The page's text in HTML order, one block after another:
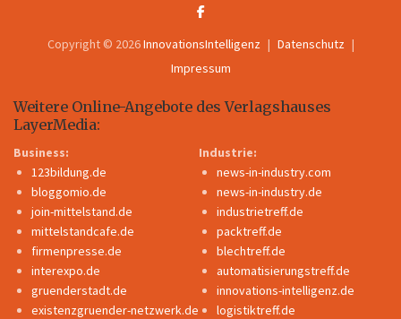
Copyright © 2026InnovationsIntelligenz
Datenschutz
Impressum
Weitere Online-Angebote des Verlagshauses
LayerMedia:
Business:
123bildung.de
bloggomio.de
join-mittelstand.de
mittelstandcafe.de
firmenpresse.de
interexpo.de
gruenderstadt.de
existenzgruender-netzwerk.de
Industrie:
news-in-industry.com
news-in-industry.de
industrietreff.de
packtreff.de
blechtreff.de
automatisierungstreff.de
innovations-intelligenz.de
logistiktreff.de